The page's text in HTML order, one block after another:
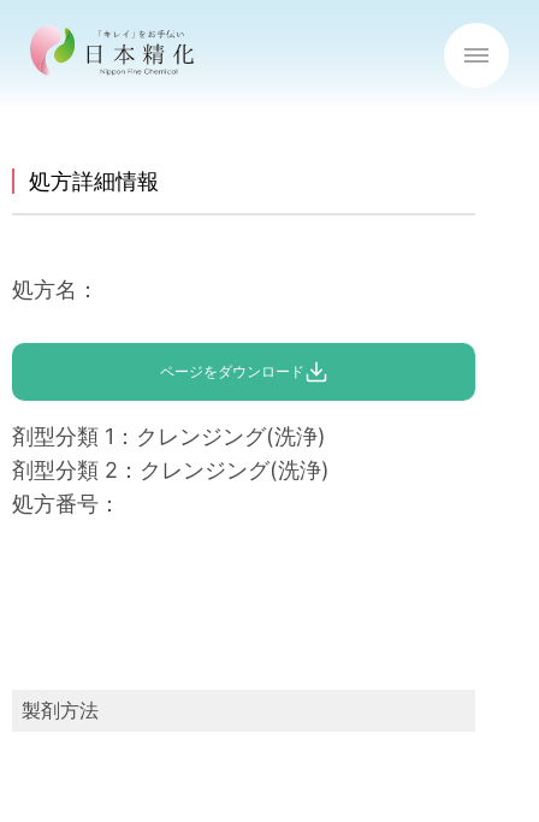
処方詳細情報
処方名 ：
ページをダウンロード
剤型分類 1： クレンジング(洗浄)
剤型分類 2： クレンジング(洗浄)
処方番号 ：
製剤方法